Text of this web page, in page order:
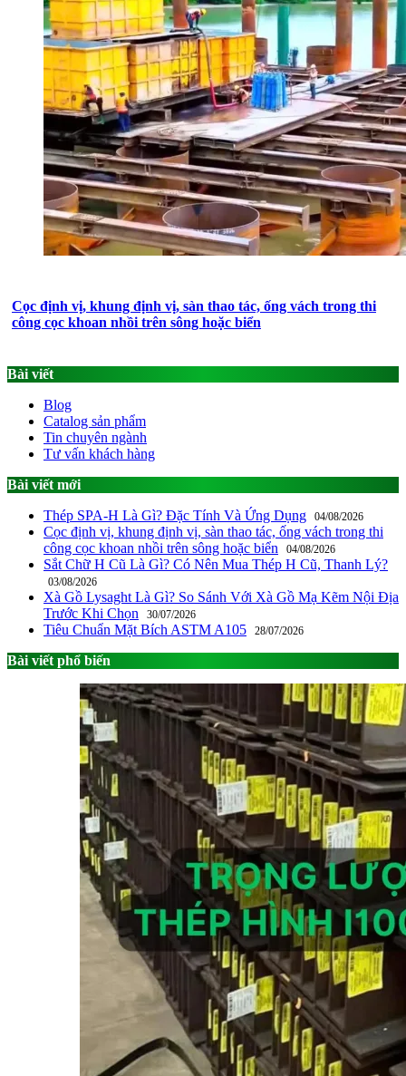
Cọc định vị, khung định vị, sàn thao tác, ống vách trong thi
công cọc khoan nhồi trên sông hoặc biển
Bài viết
Blog
Catalog sản phẩm
Tin chuyên ngành
Tư vấn khách hàng
Bài viết mới
Thép SPA-H Là Gì? Đặc Tính Và Ứng Dụng
04/08/2026
Cọc định vị, khung định vị, sàn thao tác, ống vách trong thi
công cọc khoan nhồi trên sông hoặc biển
04/08/2026
Sắt Chữ H Cũ Là Gì? Có Nên Mua Thép H Cũ, Thanh Lý?
03/08/2026
Xà Gồ Lysaght Là Gì? So Sánh Với Xà Gồ Mạ Kẽm Nội Địa
Trước Khi Chọn
30/07/2026
Tiêu Chuẩn Mặt Bích ASTM A105 28/07/2026
Bài viết phổ biến